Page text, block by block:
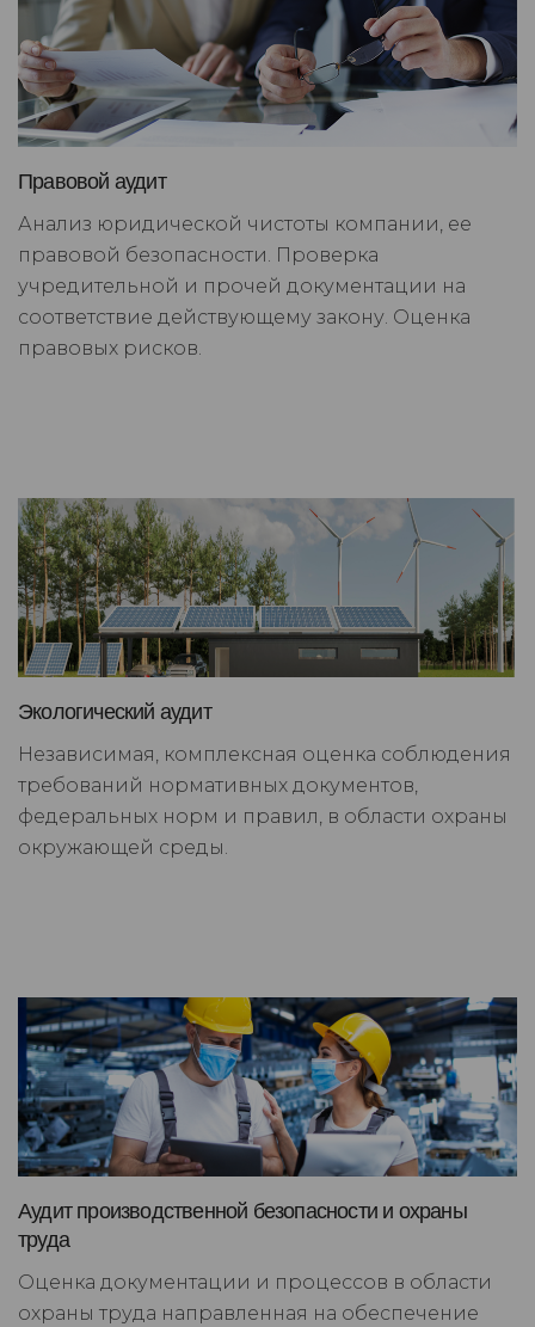
Правовой аудит
Анализ юридической чистоты компании, ее
правовой безопасности. Проверка
учредительной и прочей документации на
соответствие действующему закону. Оценка
правовых рисков.
Экологический аудит
Независимая, комплексная оценка соблюдения
требований нормативных документов,
федеральных норм и правил, в области охраны
окружающей среды.
Аудит производственной безопасности и охраны
труда
Оценка документации и процессов в области
охраны труда направленная на обеспечение